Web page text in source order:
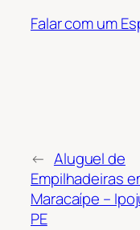
Falar com um
← Aluguel de
Empilhadeiras
Maracaípe –
PE